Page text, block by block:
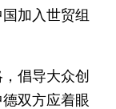
加入世贸组
倡导大众创
双方应着眼